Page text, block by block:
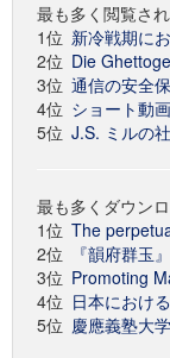
最も多く閲覧さ
1位 新冷戦期に
2位 Die
3位 通信の安全
4位 ショート動
5位 J.S. ミルの
最も多くダウン
1位 The
2位
『韻府群玉
3位 Promoting
4位 日本におけ
5位 慶應義塾大